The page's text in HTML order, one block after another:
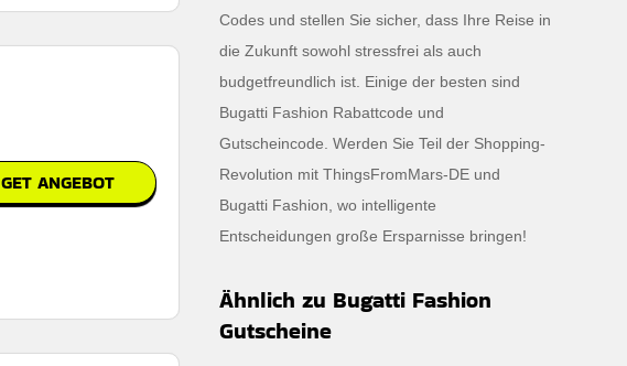
GET ANGEBOT
Codes und stellen Sie sicher, dass Ihre Reise in
die Zukunft sowohl stressfrei als auch
budgetfreundlich ist. Einige der besten sind
Bugatti Fashion Rabattcode und
Gutscheincode. Werden Sie Teil der Shopping-
Revolution mit ThingsFromMars-DE und
Bugatti Fashion, wo intelligente
Entscheidungen große Ersparnisse bringen!
Ähnlich zu Bugatti Fashion
Gutscheine